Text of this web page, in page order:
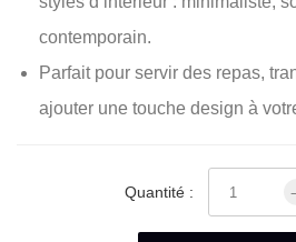
contemporain.
Parfait pour servir des repas,
ajouter une touche design à
Quantité :